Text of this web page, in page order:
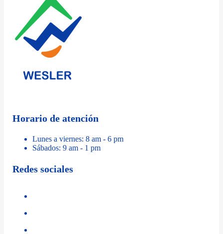
Horario de atención
Lunes a viernes: 8 am - 6 pm
Sábados: 9 am - 1 pm
Redes sociales